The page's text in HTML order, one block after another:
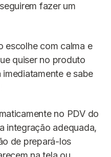
fazer um
escolhe com calma e
quiser no produto
e sabe
no PDV do
integração adequada,
de prepará-los